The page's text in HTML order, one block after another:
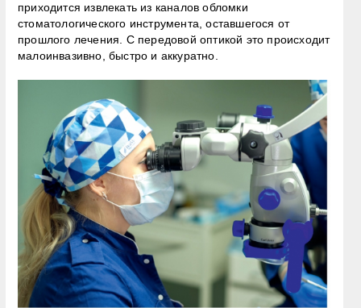
приходится извлекать из каналов обломки
стоматологического инструмента, оставшегося от
прошлого лечения. С передовой оптикой это происходит
малоинвазивно, быстро и аккуратно.